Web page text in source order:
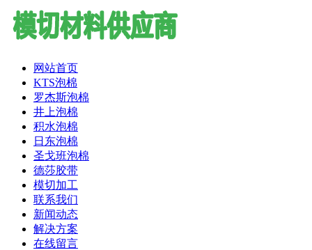
网站首页
KTS泡棉
罗杰斯泡棉
井上泡棉
积水泡棉
日东泡棉
圣戈班泡棉
德莎胶带
模切加工
联系我们
新闻动态
解决方案
在线留言